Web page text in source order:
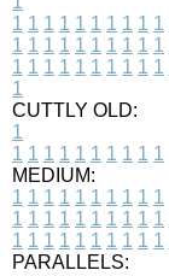
1 1 1 1 1 1 1 1 1 1
1 1 1 1 1 1 1 1 1 1
1 1 1 1 1 1 1 1 1 1
1
CUTTLY OLD:
1
1 1 1 1 1 1 1 1 1 1
MEDIUM:
1 1 1 1 1 1 1 1 1 1
1 1 1 1 1 1 1 1 1 1
1 1 1 1 1 1 1 1 1 1
PARALLELS: